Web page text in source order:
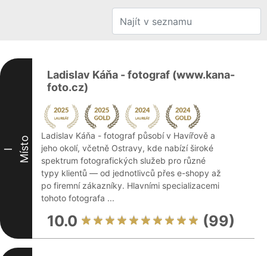
I Místo
Ladislav Káňa - fotograf (www.kana-
foto.cz)
Ladislav Káňa - fotograf působí v Havířově a
jeho okolí, včetně Ostravy, kde nabízí široké
spektrum fotografických služeb pro různé
typy klientů — od jednotlivců přes e-shopy až
po firemní zákazníky. Hlavními specializacemi
tohoto fotografa ...
10.0 (99)